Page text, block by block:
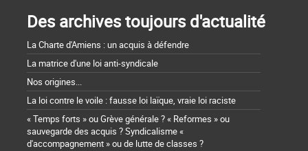
Des archives toujours d'actualité
La Charte d'Amiens : un acquis à défendre
La matrice d'une loi anti-syndicale
Nos origines...
La loi contre le voile : fausse loi laïque, vraie loi raciste
« Temps forts » ou Grève générale ? « Reformes » ou
sauvegarde des acquis ? Syndicalisme «
d'accompagnement » ou de lutte de classes ?